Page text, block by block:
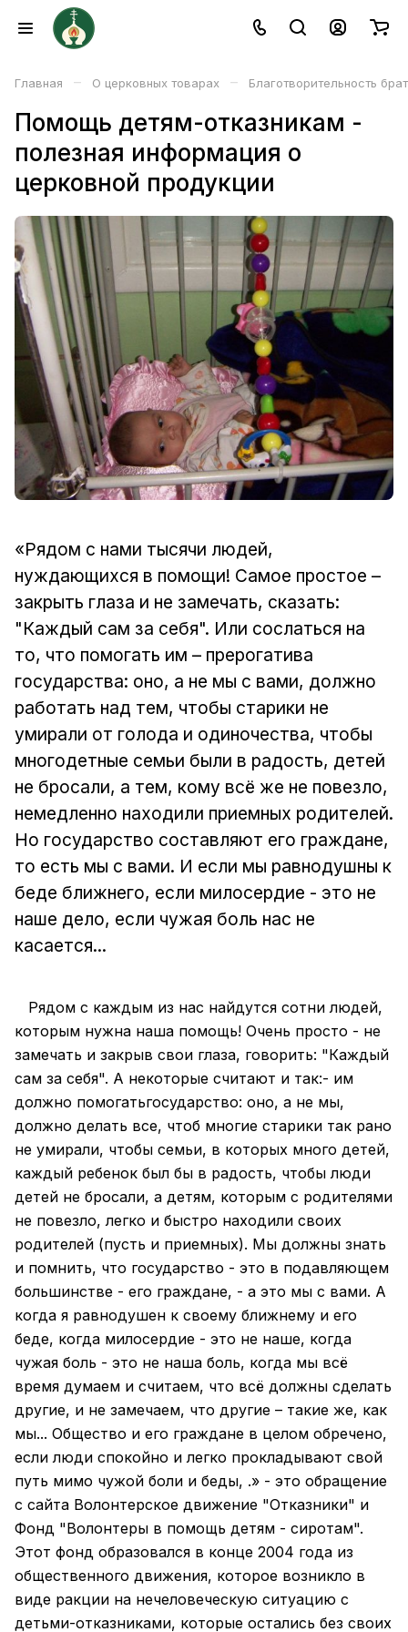
Главная – О церковных товарах – Благотворительность
Помощь детям-отказникам -
полезная информация о
церковной продукции
«Рядом с нами тысячи людей,
нуждающихся в помощи! Самое простое –
закрыть глаза и не замечать, сказать:
"Каждый сам за себя". Или сослаться на
то, что помогать им – прерогатива
государства: оно, а не мы с вами, должно
работать над тем, чтобы старики не
умирали от голода и одиночества, чтобы
многодетные семьи были в радость, детей
не бросали, а тем, кому всё же не повезло,
немедленно находили приемных родителей.
Но государство составляют его граждане,
то есть мы с вами. И если мы равнодушны к
беде ближнего, если милосердие - это не
наше дело, если чужая боль нас не
касается...
Рядом с каждым из нас найдутся сотни людей,
которым нужна наша помощь! Очень просто - не
замечать и закрыв свои глаза, говорить: "Каждый
сам за себя". А некоторые считают и так:- им
должно помогатьгосударство: оно, а не мы,
должно делать все, чтоб многие старики так рано
не умирали, чтобы семьи, в которых много детей,
каждый ребенок был бы в радость, чтобы люди
детей не бросали, а детям, которым с родителями
не повезло, легко и быстро находили своих
родителей (пусть и приемных). Мы должны знать
и помнить, что государство - это в подавляющем
большинстве - его граждане, - а это мы с вами. А
когда я равнодушен к своему ближнему и его
беде, когда милосердие - это не наше, когда
чужая боль - это не наша боль, когда мы всё
время думаем и считаем, что всё должны сделать
другие, и не замечаем, что другие – такие же, как
мы... Общество и его граждане в целом обречено,
если люди спокойно и легко прокладывают свой
путь мимо чужой боли и беды, .» - это обращение
с сайта Волонтерское движение "Отказники" и
Фонд "Волонтеры в помощь детям - сиротам".
Этот фонд образовался в конце 2004 года из
общественного движения, которое возникло в
виде ракции на нечеловеческую ситуацию с
детьми-отказниками, которые остались без своих